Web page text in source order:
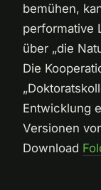
bemühen,
performative
über „die
Die
Entwicklung
Versionen
Download